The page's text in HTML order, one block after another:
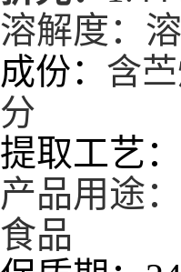
溶解度：
成份： 含苎
分
提取工艺：
产品用途
食品